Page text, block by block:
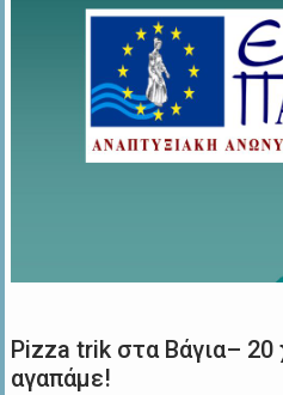
Pizza trik στα Βάγια– 20
αγαπάμε!